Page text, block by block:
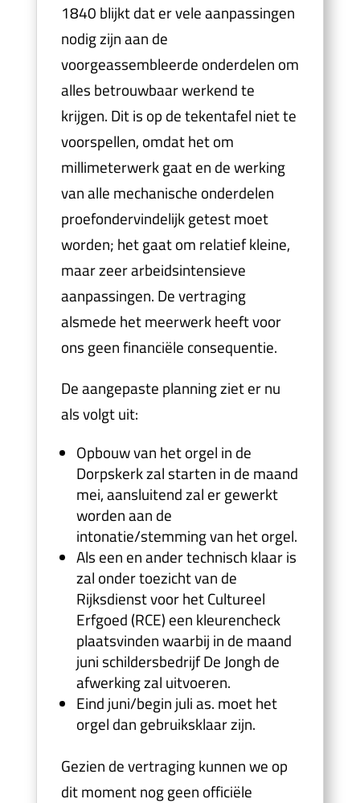
1840 blijkt dat er vele aanpassingen
nodig zijn aan de
voorgeassembleerde onderdelen om
alles betrouwbaar werkend te
krijgen. Dit is op de tekentafel niet te
voorspellen, omdat het om
millimeterwerk gaat en de werking
van alle mechanische onderdelen
proefondervindelijk getest moet
worden; het gaat om relatief kleine,
maar zeer arbeidsintensieve
aanpassingen. De vertraging
alsmede het meerwerk heeft voor
ons geen financiële consequentie.
De aangepaste planning ziet er nu
als volgt uit:
Opbouw van het orgel in de
Dorpskerk zal starten in de maand
mei, aansluitend zal er gewerkt
worden aan de
intonatie/stemming van het orgel.
Als een en ander technisch klaar is
zal onder toezicht van de
Rijksdienst voor het Cultureel
Erfgoed (RCE) een kleurencheck
plaatsvinden waarbij in de maand
juni schildersbedrijf De Jongh de
afwerking zal uitvoeren.
Eind juni/begin juli as. moet het
orgel dan gebruiksklaar zijn.
Gezien de vertraging kunnen we op
dit moment nog geen officiële